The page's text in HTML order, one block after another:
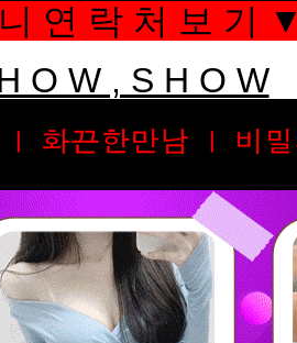
연 락 처 보 기 ▼
O W , S H O W